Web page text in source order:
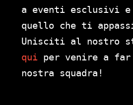
a eventi esclusivi
quello che ti
Unisciti al nostro
qui per venire a
nostra squadra!